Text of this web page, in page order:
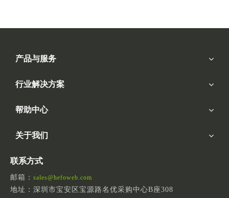
产品与服务
行业解决方案
帮助中心
关于我们
联系方式
邮箱： sales@hefoweb.com
地址：深圳市宝安区宝源路名优采购中心B座308